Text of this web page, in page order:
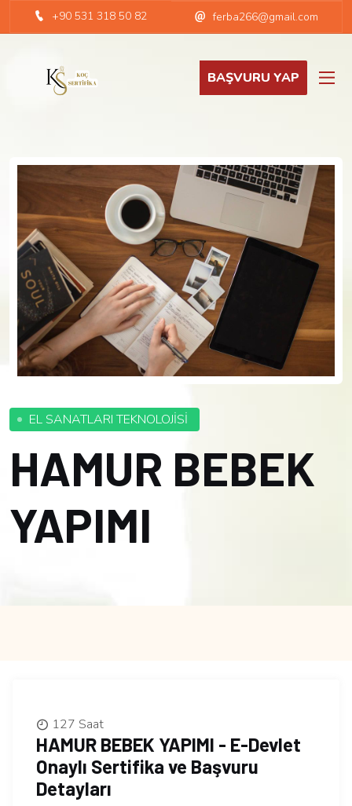
+90 531 318 50 82 ferba266@gmail.com
BAŞVURU YAP
EL SANATLARI TEKNOLOJİSİ
HAMUR BEBEK
YAPIMI
127 Saat
HAMUR BEBEK YAPIMI - E-Devlet
Onaylı Sertifika ve Başvuru
Detayları